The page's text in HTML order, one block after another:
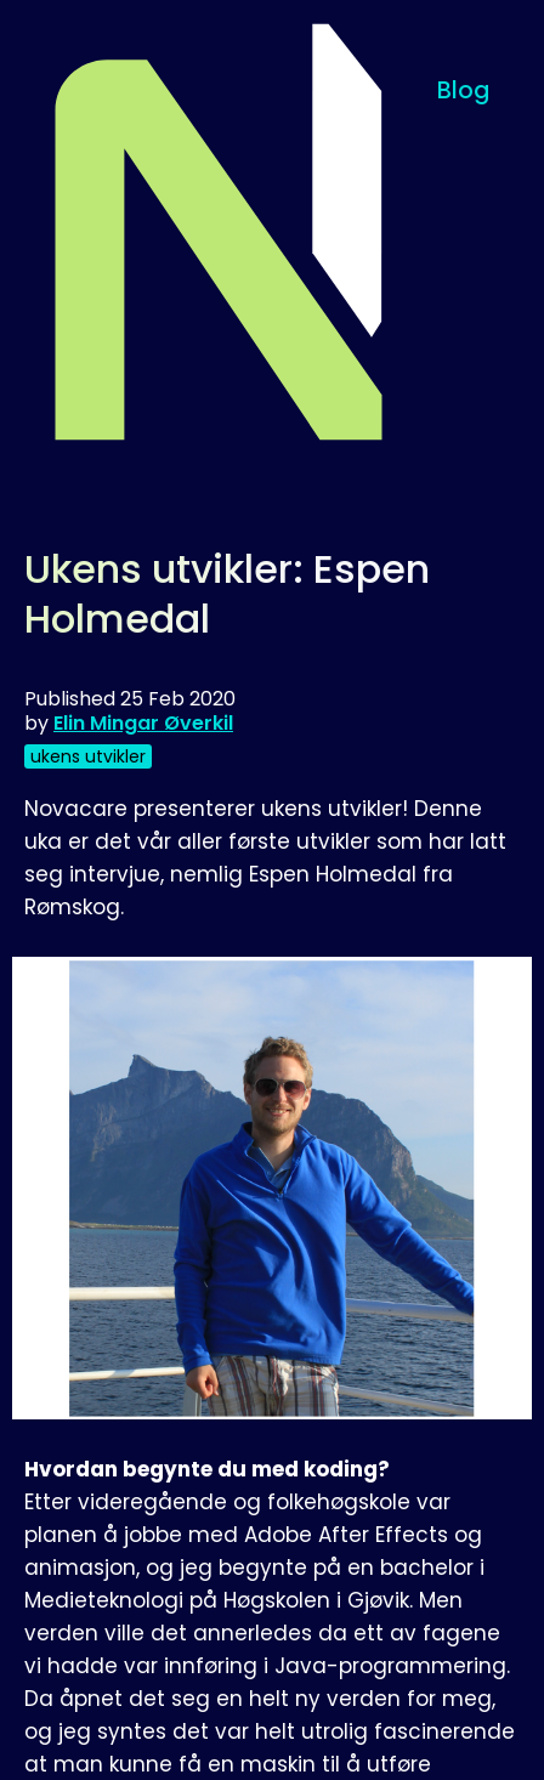
Blog
Ukens utvikler: Espen
Holmedal
Published25 Feb 2020
by Elin Mingar Øverkil
ukens utvikler
Novacare presenterer ukens utvikler! Denne
uka er det vår aller første utvikler som har latt
seg intervjue, nemlig Espen Holmedal fra
Rømskog.
Hvordan begynte du med koding?
Etter videregående og folkehøgskole var
planen å jobbe med Adobe After Effects og
animasjon, og jeg begynte på en bachelor i
Medieteknologi på Høgskolen i Gjøvik. Men
verden ville det annerledes da ett av fagene
vi hadde var innføring i Java-programmering.
Da åpnet det seg en helt ny verden for meg,
og jeg syntes det var helt utrolig fascinerende
at man kunne få en maskin til å utføre